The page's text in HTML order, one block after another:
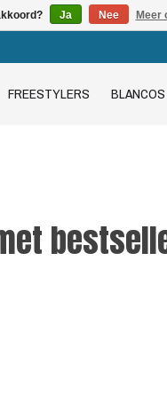
FREESTYLERS BLANCOS
Ja Nee Meer